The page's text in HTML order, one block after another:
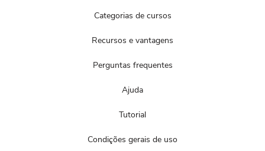
Categorias de cursos
Recursos e vantagens
Perguntas frequentes
Ajuda
Tutorial
Condições gerais de uso